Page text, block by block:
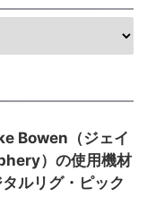
Bowen（ジェイ
）の使用機材
ルリグ・ピック